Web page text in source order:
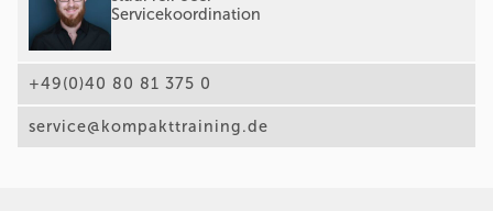
Servicekoordination
+49(0)40 80 81 375 0
service@kompakttraining.de